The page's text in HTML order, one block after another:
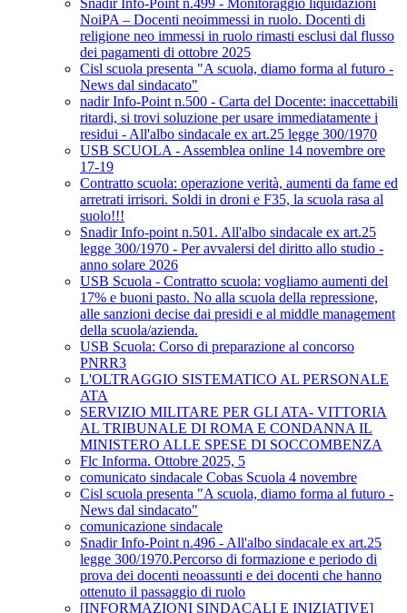
Snadir Info-Point n.499 - Monitoraggio liquidazioni
NoiPA – Docenti neoimmessi in ruolo. Docenti di
religione neo immessi in ruolo rimasti esclusi dal flusso
dei pagamenti di ottobre 2025
Cisl scuola presenta "A scuola, diamo forma al futuro -
News dal sindacato"
nadir Info-Point n.500 - Carta del Docente: inaccettabili
ritardi, si trovi soluzione per usare immediatamente i
residui - All'albo sindacale ex art.25 legge 300/1970
USB SCUOLA - Assemblea online 14 novembre ore
17-19
Contratto scuola: operazione verità, aumenti da fame ed
arretrati irrisori. Soldi in droni e F35, la scuola rasa al
suolo!!!
Snadir Info-point n.501. All'albo sindacale ex art.25
legge 300/1970 - Per avvalersi del diritto allo studio -
anno solare 2026
USB Scuola - Contratto scuola: vogliamo aumenti del
17% e buoni pasto. No alla scuola della repressione,
alle sanzioni decise dai presidi e al middle management
della scuola/azienda.
USB Scuola: Corso di preparazione al concorso
PNRR3
L'OLTRAGGIO SISTEMATICO AL PERSONALE
ATA
SERVIZIO MILITARE PER GLI ATA- VITTORIA
AL TRIBUNALE DI ROMA E CONDANNA IL
MINISTERO ALLE SPESE DI SOCCOMBENZA
Flc Informa. Ottobre 2025, 5
comunicato sindacale Cobas Scuola 4 novembre
Cisl scuola presenta "A scuola, diamo forma al futuro -
News dal sindacato"
comunicazione sindacale
Snadir Info-Point n.496 - All'albo sindacale ex art.25
legge 300/1970.Percorso di formazione e periodo di
prova dei docenti neoassunti e dei docenti che hanno
ottenuto il passaggio di ruolo
[INFORMAZIONI SINDACALI E INIZIATIVE]